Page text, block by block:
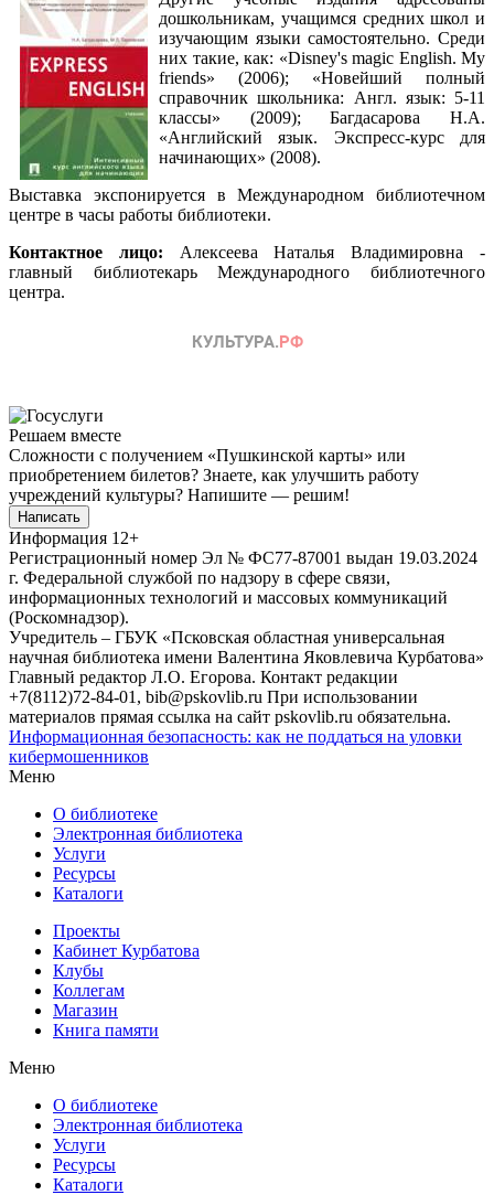
дошкольникам, учащимся средних школ и
изучающим языки самостоятельно. Среди
них такие, как: «Disney's magic English. My
friends» (2006); «Новейший полный
справочник школьника: Англ. язык: 5-11
классы» (2009); Багдасарова Н.А.
«Английский язык. Экспресс-курс для
начинающих» (2008).
Выставка экспонируется в Международном библиотечном
центре в часы работы библиотеки.
Контактное лицо: Алексеева Наталья Владимировна -
главный библиотекарь Международного библиотечного
центра.
Решаем вместе
Сложности с получением «Пушкинской карты» или
приобретением билетов? Знаете, как улучшить работу
учреждений культуры? Напишите — решим!
Написать
Информация 12+
Регистрационный номер Эл № ФС77-87001 выдан 19.03.2024
г. Федеральной службой по надзору в сфере связи,
информационных технологий и массовых коммуникаций
(Роскомнадзор).
Учредитель – ГБУК «Псковская областная универсальная
научная библиотека имени Валентина Яковлевича Курбатова»
Главный редактор Л.О. Егорова. Контакт редакции
+7(8112)72-84-01, bib@pskovlib.ru При использовании
материалов прямая ссылка на сайт pskovlib.ru обязательна.
Информационная безопасность: как не поддаться на уловки
кибермошенников
Меню
О библиотеке
Электронная библиотека
Услуги
Ресурсы
Каталоги
Проекты
Кабинет Курбатова
Клубы
Коллегам
Магазин
Книга памяти
Меню
О библиотеке
Электронная библиотека
Услуги
Ресурсы
Каталоги